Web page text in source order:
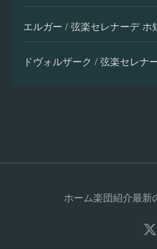
エルガー / 弦楽セレナーデ ホ
ドヴォルザーク / 弦楽セレナ
ホーム楽団紹介最新